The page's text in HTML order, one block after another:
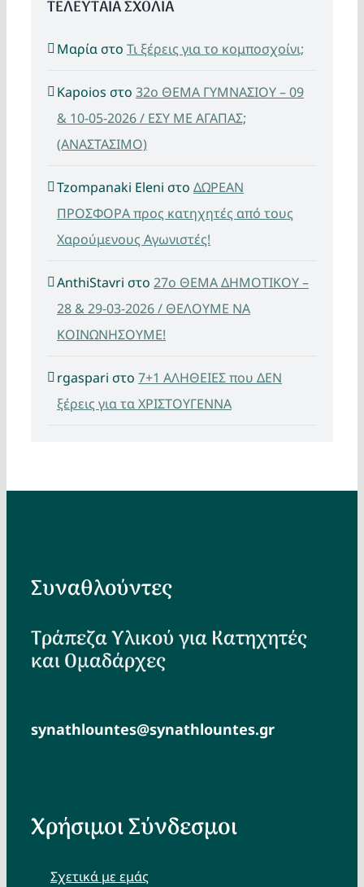
ΤΕΛΕΥΤΑΙΑ ΣΧΟΛΙΑ
Μαρία στο Τι ξέρεις για το κομποσχοίνι;
Kapoios στο 32ο ΘΕΜΑ ΓΥΜΝΑΣΙΟΥ – 09
& 10-05-2026 / ΕΣΥ ΜΕ ΑΓΑΠΑΣ;
(ΑΝΑΣΤΑΣΙΜΟ)
Tzompanaki Eleni στο ΔΩΡΕΑΝ
ΠΡΟΣΦΟΡΑ προς κατηχητές από τους
Χαρούμενους Αγωνιστές!
AnthiStavri στο 27ο ΘΕΜΑ ΔΗΜΟΤΙΚΟΥ –
28 & 29-03-2026 / ΘΕΛΟΥΜΕ ΝΑ
ΚΟΙΝΩΝΗΣΟΥΜΕ!
rgaspari στο 7+1 ΑΛΗΘΕΙΕΣ που ΔΕΝ
ξέρεις για τα ΧΡΙΣΤΟΥΓΕΝΝΑ
Συναθλούντες
Τράπεζα Υλικού για Κατηχητές
και Ομαδάρχες
synathlountes@synathlountes.gr
Χρήσιμοι Σύνδεσμοι
Σχετικά με εμάς